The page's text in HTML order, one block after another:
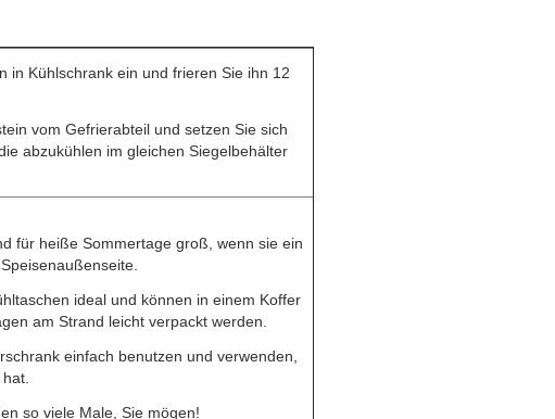
in Kühlschrank ein und frieren Sie ihn 12
vom Gefrierabteil und setzen Sie sich
abzukühlen im gleichen Siegelbehälter
für heiße Sommertage groß, wenn sie ein
ideal und können in einem Koffer
am Strand leicht verpackt werden.
einfach benutzen und verwenden,
so viele Male, Sie mögen!